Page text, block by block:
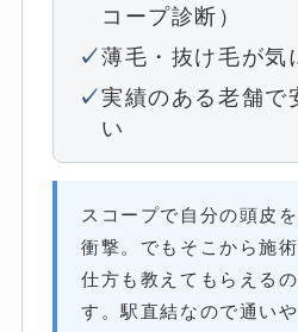
コープ診断）
薄毛・抜け毛が気
実績のある老舗で
い
スコープで自分の頭皮
衝撃。でもそこから施
仕方も教えてもらえる
す。駅直結なので通い